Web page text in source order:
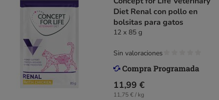
Diet Renal con pollo en
bolsitas para gatos
12 x 85 g
11,99 €
11,75 € / kg
Sin valoraciones